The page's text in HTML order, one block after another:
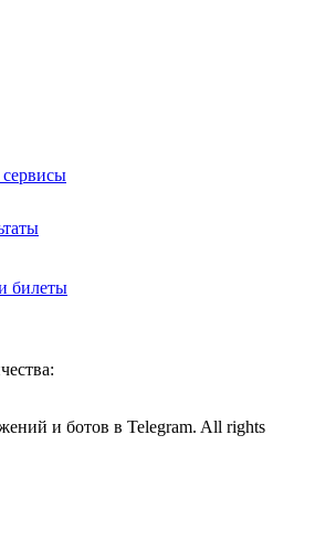
билеты
и ботов в Telegram. All rights